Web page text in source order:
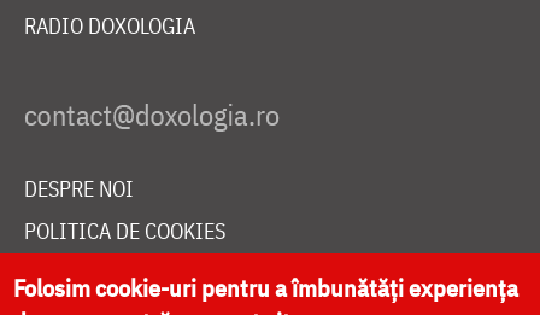
RADIO DOXOLOGIA
DESPRE NOI
POLITICA DE COOKIES
DONEAZĂ ONLINE PENTRU CATEDRALA NAȚIONALĂ
Folosim cookie-uri pentru a îmbunătăți experiența